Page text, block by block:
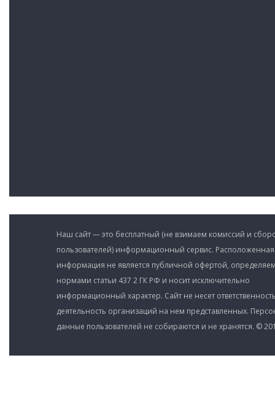
Наш сайт — это бесплатный (не взимаем комиссий и
пользователей) информационный сервис.
информация не является публичной офертой,
нормами статьи 437 2 ГК РФ и носит исключительно
информационный характер. Сайт не несет
деятельность организаций на нем представленных.
данные пользователей не собираются и не хранятся. ©